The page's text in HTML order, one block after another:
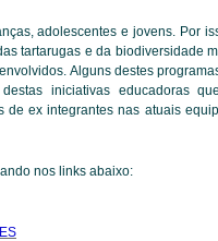
adolescentes e jovens. Por
tartarugas e da biodiversidade
Alguns destes
iniciativas educadoras
ex integrantes nas atuais
nos links abaixo: